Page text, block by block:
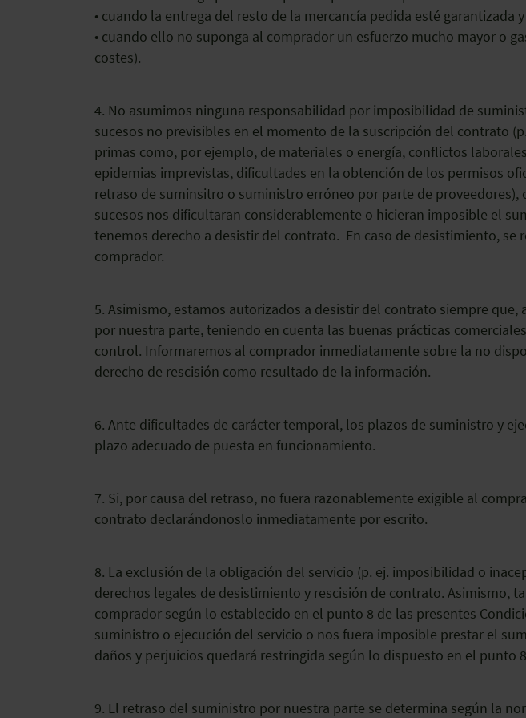
• cuando la entrega del resto de la mercancía pedida esté garantizada y
• cuando ello no suponga al comprador un esfuerzo mucho mayor o
costes).
4. No asumimos ninguna responsabilidad por imposibilidad de
sucesos no previsibles en el momento de la suscripción del contrato
primas como, por ejemplo, de materiales o energía, conflictos
epidemias imprevistas, dificultades en la obtención de los permisos
retraso de suminsitro o suministro erróneo por parte de
sucesos nos dificultaran considerablemente o hicieran imposible el
tenemos derecho a desistir del contrato. En caso de desistimiento,
comprador.
5. Asimismo, estamos autorizados a desistir del contrato siempre
por nuestra parte, teniendo en cuenta las buenas prácticas
control. Informaremos al comprador inmediatamente sobre la no
derecho de rescisión como resultado de la información.
6. Ante dificultades de carácter temporal, los plazos de suministro y
plazo adecuado de puesta en funcionamiento.
7. Si, por causa del retraso, no fuera razonablemente exigible al
contrato declarándonoslo inmediatamente por escrito.
8. La exclusión de la obligación del servicio (p. ej. imposibilidad o
derechos legales de desistimiento y rescisión de contrato. Asimismo,
comprador según lo establecido en el punto 8 de las presentes
suministro o ejecución del servicio o nos fuera imposible prestar el
daños y perjuicios quedará restringida según lo dispuesto en el punto
9. El retraso del suministro por nuestra parte se determina según la